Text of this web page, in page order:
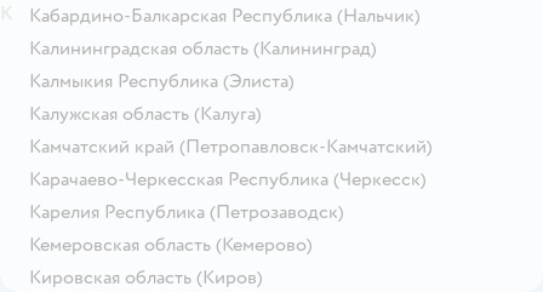
Кабардино-Балкарская Республика (Нальчик)
Калининградская область (Калининград)
Калмыкия Республика (Элиста)
Калужская область (Калуга)
Камчатский край (Петропавловск-Камчатский)
Карачаево-Черкесская Республика (Черкесск)
Карелия Республика (Петрозаводск)
Кемеровская область (Кемерово)
Кировская область (Киров)